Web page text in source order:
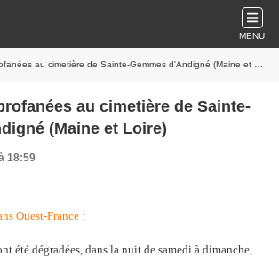
MENU
au cimetière de Sainte-Gemmes d'Andigné (Maine et Loire)
au cimetière de Sainte-
(Maine et Loire)
18:59
Ouest-France :
été dégradées, dans la nuit de samedi à dimanche,